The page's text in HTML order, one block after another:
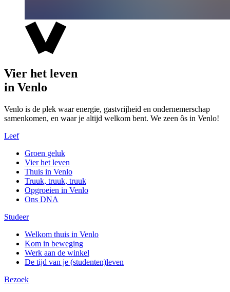
Vier het leven
in Venlo
Venlo is de plek waar energie, gastvrijheid en ondernemerschap
samenkomen, en waar je altijd welkom bent. We zeen ôs in Venlo!
Leef
Groen geluk
Vier het leven
Thuis in Venlo
Truuk, truuk, truuk
Opgroeien in Venlo
Ons DNA
Studeer
Welkom thuis in Venlo
Kom in beweging
Werk aan de winkel
De tijd van je (studenten)leven
Bezoek